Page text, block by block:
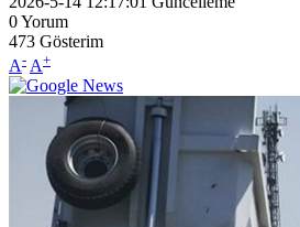
0Yorum
473 Gösterim
A- A+